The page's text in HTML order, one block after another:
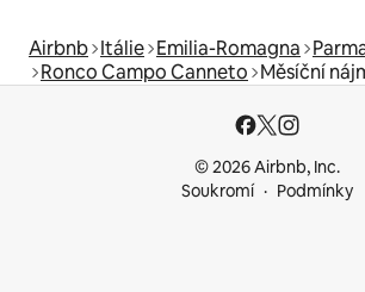
Airbnb Itálie Emilia-Romagna
Ronco Campo Canneto Měsíční
© 2026 Airbnb, Inc.
Soukromí
Podmínky